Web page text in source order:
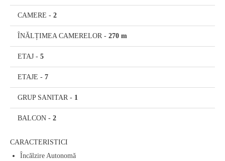
CAMERE - 2
ÎNĂLȚIMEA CAMERELOR - 270 m
ETAJ - 5
ETAJE - 7
GRUP SANITAR - 1
BALCON - 2
CARACTERISTICI
Încălzire Autonomă